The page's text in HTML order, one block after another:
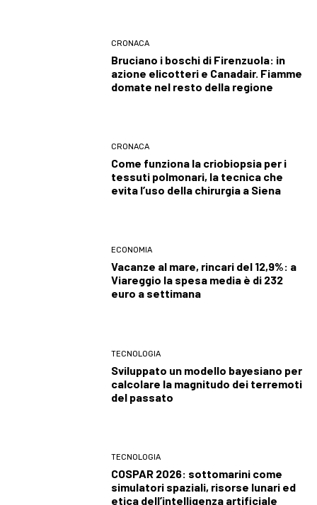
CRONACA
Bruciano i boschi di Firenzuola: in
azione elicotteri e Canadair. Fiamme
domate nel resto della regione
CRONACA
Come funziona la criobiopsia per i
tessuti polmonari, la tecnica che
evita l’uso della chirurgia a Siena
ECONOMIA
Vacanze al mare, rincari del 12,9%: a
Viareggio la spesa media è di 232
euro a settimana
TECNOLOGIA
Sviluppato un modello bayesiano per
calcolare la magnitudo dei terremoti
del passato
TECNOLOGIA
COSPAR 2026: sottomarini come
simulatori spaziali, risorse lunari ed
etica dell’intelligenza artificiale